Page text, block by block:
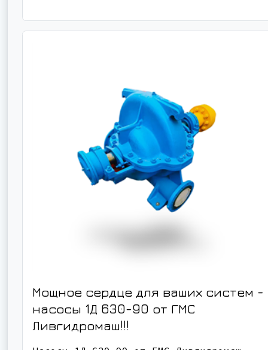
Мощное сердце для ваших систем -
насосы 1Д 630-90 от ГМС
Ливгидромаш!!!